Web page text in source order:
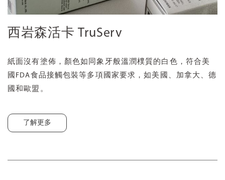
西岩森活卡 TruServ
紙面沒有塗佈，顏色如同象牙般溫潤樸質的白色，符合美
國FDA食品接觸包裝等多項國家要求，如美國、加拿大、德
國和歐盟。
了解更多